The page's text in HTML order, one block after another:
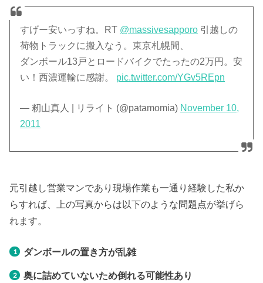
すげー安いっすね。RT @massivesapporo 引越しの
荷物トラックに搬入なう。東京札幌間、
ダンボール13戸とロードバイクでたったの2万円。安
い！西濃運輸に感謝。 pic.twitter.com/YGv5REpn
— 籾山真人 | リライト (@patamomia) November 10,
2011
元引越し営業マンであり現場作業も一通り経験した私か
らすれば、上の写真からは以下のような問題点が挙げら
れます。
ダンボールの置き方が乱雑
奥に詰めていないため倒れる可能性あり